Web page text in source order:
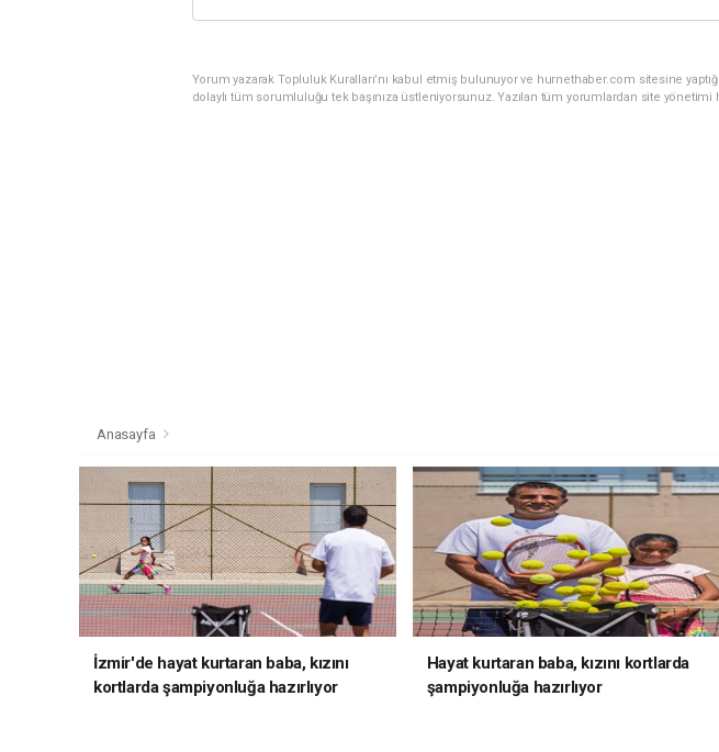
Yorum yazarak Topluluk Kuralları’nı kabul etmiş bulunuyor ve hurnethaber.com sitesine
dolaylı tüm sorumluluğu tek başınıza üstleniyorsunuz. Yazılan tüm yorumlardan site
Anasayfa
İzmir'de hayat kurtaran baba, kızını
kortlarda şampiyonluğa hazırlıyor
Hayat kurtaran baba, kızını kortlarda
şampiyonluğa hazırlıyor